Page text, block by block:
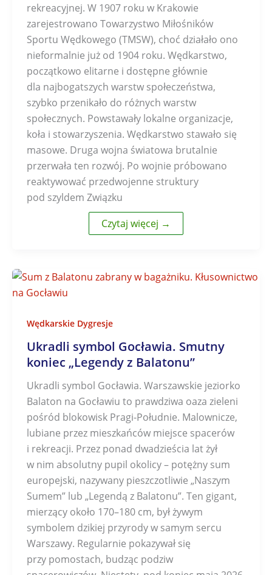
rekreacyjnej. W 1907 roku w Krakowie
zarejestrowano Towarzystwo Miłośników
Sportu Wędkowego (TMSW), choć działało ono
nieformalnie już od 1904 roku. Wędkarstwo,
początkowo elitarne i dostępne głównie
dla najbogatszych warstw społeczeństwa,
szybko przenikało do różnych warstw
społecznych. Powstawały lokalne organizacje,
koła i stowarzyszenia. Wędkarstwo stawało się
masowe. Druga wojna światowa brutalnie
przerwała ten rozwój. Po wojnie próbowano
reaktywować przedwojenne struktury
pod szyldem Związku
Czytaj więcej →
Wędkarskie Dygresje
Ukradli symbol Gocławia. Smutny
koniec „Legendy z Balatonu”
Ukradli symbol Gocławia. Warszawskie jeziorko
Balaton na Gocławiu to prawdziwa oaza zieleni
pośród blokowisk Pragi-Południe. Malownicze,
lubiane przez mieszkańców miejsce spacerów
i rekreacji. Przez ponad dwadzieścia lat żył
w nim absolutny pupil okolicy – potężny sum
europejski, nazywany pieszczotliwie „Naszym
Sumem” lub „Legendą z Balatonu”. Ten gigant,
mierzący około 170–180 cm, był żywym
symbolem dzikiej przyrody w samym sercu
Warszawy. Regularnie pokazywał się
przy pomostach, budząc podziw